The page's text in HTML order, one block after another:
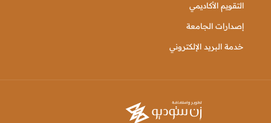
التقويم الأكاديمي
إصدارات الجامعة
خدمة البريد الإلكتروني